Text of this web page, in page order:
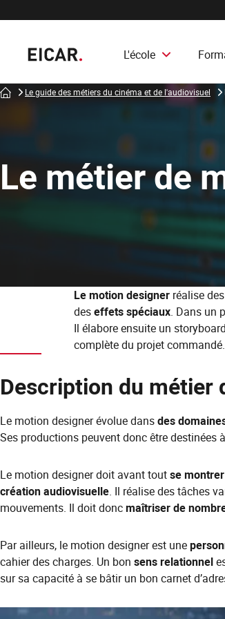
L'école
AccueilLe guide des métiers du cinéma et de l'audiovisuel
Le métier de
Le motion designerréalise
deseffets spéciaux. Dans un
Il élabore ensuite un
complète du projet commandé.
Description du métier
Le motion designer évolue dansdes
Ses productions peuvent donc être
Le motion designer doit avant toutse montrer
création audiovisuelle. Il réalise des tâches
mouvements. Il doit doncmaîtriser de
Par ailleurs, le motion designer est une
cahier des charges. Un bon sens relationnel
sur sa capacité à se bâtir un bon carnet